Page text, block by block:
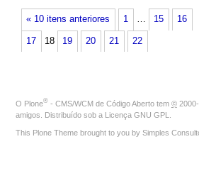
« 10 itens anteriores 1 … 15 16
17 18 19 20 21 22
O Plone® - CMS/WCM de Código Aberto tem ©
amigos. Distribuído sob a Licença GNU GPL
This Plone Theme brought to you by Simples